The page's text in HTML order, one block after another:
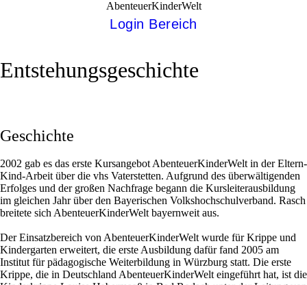
AbenteuerKinderWelt
Login Bereich
Ent­stehungs­geschichte
Geschichte
2002 gab es das erste Kursangebot AbenteuerKinderWelt in der Eltern-
Kind-Arbeit über die vhs Vaterstetten. Aufgrund des überwältigenden
Erfolges und der großen Nachfrage begann die Kursleiterausbildung
im gleichen Jahr über den Bayerischen Volkshochschulverband. Rasch
breitete sich AbenteuerKinderWelt bayernweit aus.
Der Einsatzbereich von AbenteuerKinderWelt wurde für Krippe und
Kindergarten erweitert, die erste Ausbildung dafür fand 2005 am
Institut für pädagogische Weiterbildung in Würzburg statt. Die erste
Krippe, die in Deutschland AbenteuerKinderWelt eingeführt hat, ist die